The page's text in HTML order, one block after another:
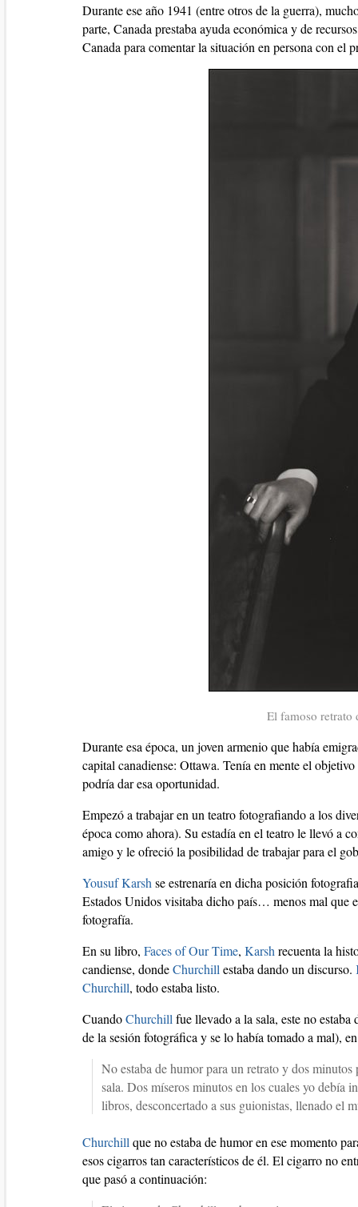
Durante ese año 1941 (entre otros de la guerra),
parte, Canada prestaba ayuda económica y de
Canada para comentar la situación en persona con el
El famoso
Durante esa época, un joven armenio que había
capital canadiense: Ottawa. Tenía en mente el
podría dar esa oportunidad.
Empezó a trabajar en un teatro fotografiando a los
época como ahora). Su estadía en el teatro le llevó a
amigo y le ofreció la posibilidad de trabajar para el
Yousuf Karsh se estrenaría en dicha posición
Estados Unidos visitaba dicho país… menos mal
fotografía.
En su libro, Faces of Our Time, Karsh recuenta la
candiense, dondeChurchill estaba dando un discurso.
Churchill, todo estaba listo.
CuandoChurchill fue llevado a la sala, este no
de la sesión fotográfica y se lo había tomado a mal),
No estaba de humor para un retrato y dos
sala. Dos míseros minutos en los cuales yo debía
libros, desconcertado a sus guionistas, llenado el
Churchillque no estaba de humor en ese momento
esos cigarros tan característicos de él. El cigarro no
que pasó a continuación: